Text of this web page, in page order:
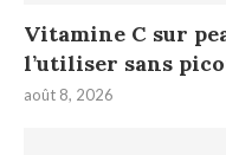
Vitamine C sur
l’utiliser sans
août 8, 2026